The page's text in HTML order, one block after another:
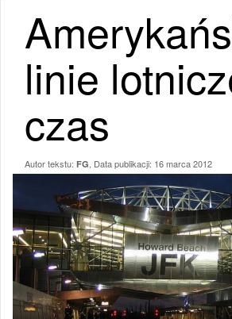
linie
czas
Autor tekstu: FG , Data publikacji: 16 marca 2012